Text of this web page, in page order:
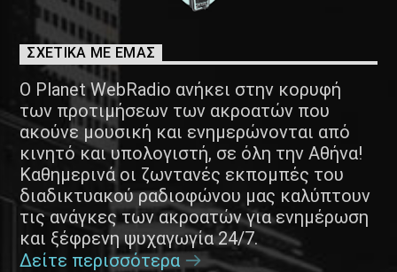
ΣΧΕΤΙΚΑ ΜΕ ΕΜΑΣ
Ο Planet WebRadio ανήκει στην κορυφή
των προτιμήσεων των ακροατών που
ακούνε μουσική και ενημερώνονται από
κινητό και υπολογιστή, σε όλη την Αθήνα!
Καθημερινά οι ζωντανές εκπομπές του
διαδικτυακού ραδιοφώνου μας καλύπτουν
τις ανάγκες των ακροατών για ενημέρωση
και ξέφρενη ψυχαγωγία 24/7.
Δείτε περισσότερα